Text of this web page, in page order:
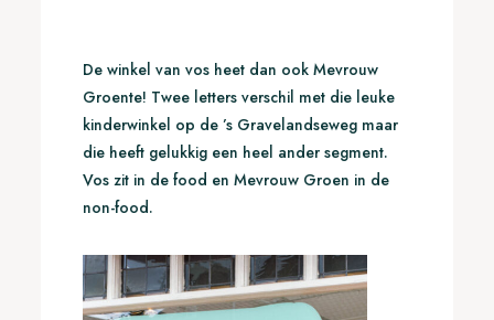
De winkel van vos heet dan ook Mevrouw
Groente! Twee letters verschil met die leuke
kinderwinkel op de ’s Gravelandseweg maar
die heeft gelukkig een heel ander segment.
Vos zit in de food en Mevrouw Groen in de
non-food.